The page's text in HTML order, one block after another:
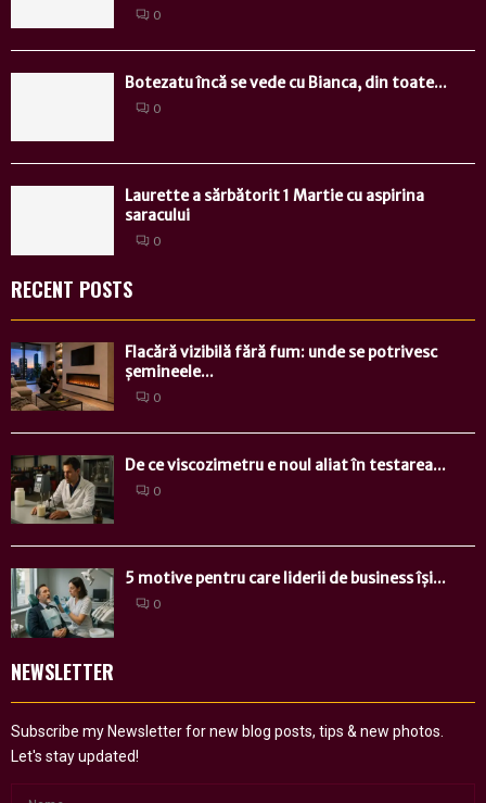
0
Botezatu încă se vede cu Bianca, din toate...
0
Laurette a sărbătorit 1 Martie cu aspirina
saracului
0
RECENT POSTS
Flacără vizibilă fără fum: unde se potrivesc
șemineele...
0
De ce viscozimetru e noul aliat în testarea...
0
5 motive pentru care liderii de business își...
0
NEWSLETTER
Subscribe my Newsletter for new blog posts, tips & new photos.
Let's stay updated!